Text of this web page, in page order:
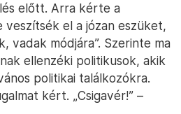
előtt. Arra kérte a
el a józan eszüket,
vadak módjára”. Szerinte ma
ellenzéki politikusok, akik
politikai találkozókra.
kért. „Csigavér!” –